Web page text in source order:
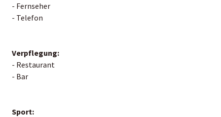
- Fernseher
- Telefon
Verpflegung:
- Restaurant
- Bar
Sport: